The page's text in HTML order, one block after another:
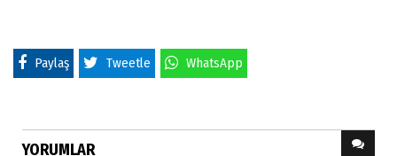
Paylaş Tweetle WhatsApp
YORUMLAR